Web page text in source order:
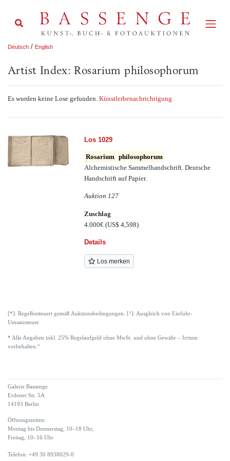
Deutsch / English
Artist Index: Rosarium philosophorum
Es wurden keine Lose gefunden. Künstlerbenachrichtigung
Los 1029
Rosarium philosophorum
Alchemistische Sammelhandschrift. Deutsche
Handschrift auf Papier.
Auktion 127
Zuschlag
4.000€(US$ 4,598)
Details
Los merken
[*]: Regelbesteuert gemäß Auktionsbedingungen. [^]: Ausgleich von Einfuhr-
Umsatzsteuer.
* Alle Angaben inkl. 25% Regelaufgeld ohne MwSt. und ohne Gewähr – Irrtum
vorbehalten.“
Galerie Bassenge
Erdener Str. 5A
14193 Berlin
Öffnungszeiten:
Montag bis Donnerstag, 10–18 Uhr,
Freitag, 10–16 Uhr
Telefon: +49 30 8938029-0